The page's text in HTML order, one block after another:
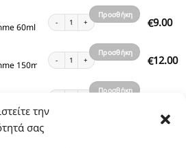
την
σας
καλάθι
60ml €9.00
Nourising Hair Oil Bulgari Femme 60ml
Προσθήκη
καλάθι
150ml €12.00
Foam Body Lotion Bulgari Femme 150ml
Προσθήκη
καλάθι
Bronze Body Oil Shimmer Bulgari Femme
Προσθήκη